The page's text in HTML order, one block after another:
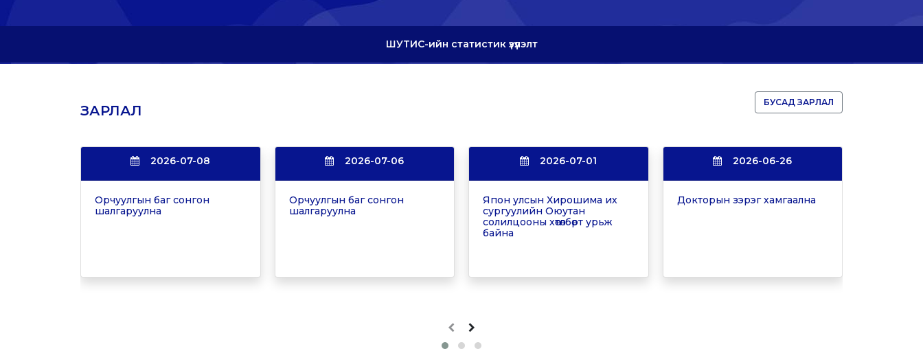
ШУТИС-ийн статистик үзүүлэлт
ЗАРЛАЛ
БУСАД ЗАРЛАЛ
2026-07-08
Орчуулгын баг сонгон
шалгаруулна
2026-07-06
Орчуулгын баг сонгон
шалгаруулна
2026-07-01
Япон улсын Хирошима их
сургуулийн Оюутан
солилцооны хөтөлбөрт урьж
байна
2026-06-26
Докторын зэрэг хамгаална